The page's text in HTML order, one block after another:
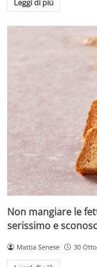
Leggi di più
Non mangiare le
serissimo e
Mattia Senese 30